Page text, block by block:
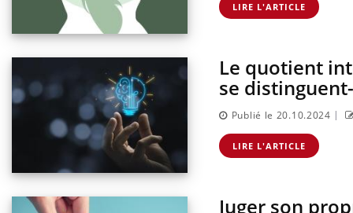
LIRE L'ARTICLE
Le quotient
se
Publié le 20.10.2024 |
LIRE L'ARTICLE
Juger son